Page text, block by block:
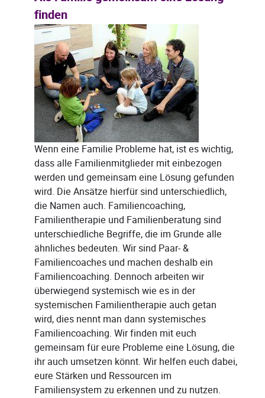
finden
Wenn eine Familie Probleme hat, ist es wichtig,
dass alle Familienmitglieder mit einbezogen
werden und gemeinsam eine Lösung gefunden
wird. Die Ansätze hierfür sind unterschiedlich,
die Namen auch. Familiencoaching,
Familientherapie und Familienberatung sind
unterschiedliche Begriffe, die im Grunde alle
ähnliches bedeuten. Wir sind Paar- &
Familiencoaches und machen deshalb ein
Familiencoaching. Dennoch arbeiten wir
überwiegend systemisch wie es in der
systemischen Familientherapie auch getan
wird, dies nennt man dann systemisches
Familiencoaching. Wir finden mit euch
gemeinsam für eure Probleme eine Lösung, die
ihr auch umsetzen könnt. Wir helfen euch dabei,
eure Stärken und Ressourcen im
Familiensystem zu erkennen und zu nutzen.